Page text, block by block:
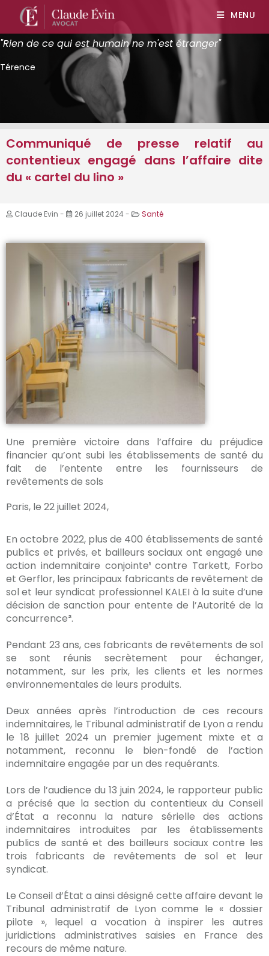
MENU
"Rien de ce qui est humain ne m'est étranger"
Térence
Communiqué de presse relatif au
contentieux engagé dans l’affaire dite
du « cartel du lino »
Claude Evin - 26 juillet 2024 - Santé
Une première victoire dans l’affaire du préjudice
financier qu’ont subi les établissements de santé du
fait de l’entente entre les fournisseurs de
revêtements de sols
Paris, le 22 juillet 2024,
En octobre 2022, plus de 400 établissements de santé
publics et privés, et bailleurs sociaux ont engagé une
action indemnitaire conjointe¹contre Tarkett, Forbo
et Gerflor, les principaux fabricants de revêtement de
sol et leur syndicat professionnel KALEI à la suite d’une
décision de sanction pour entente de l’Autorité de la
concurrence².
Pendant 23 ans, ces fabricants de revêtements de sol
se sont réunis secrètement pour échanger,
notamment, sur les prix, les clients et les normes
environnementales de leurs produits.
Deux années après l’introduction de ces recours
indemnitaires, le Tribunal administratif de Lyon a rendu
le 18 juillet 2024 un premier jugement mixte et a
notamment, reconnu le bien-fondé de l’action
indemnitaire engagée par un des requérants.
Lors de l’audience du 13 juin 2024, le rapporteur public
a précisé que la section du contentieux du Conseil
d’État a reconnu la nature sérielle des actions
indemnitaires introduites par les établissements
publics de santé et des bailleurs sociaux contre les
trois fabricants de revêtements de sol et leur
syndicat.
Le Conseil d’État a ainsi désigné cette affaire devant le
Tribunal administratif de Lyon comme le « dossier
pilote », lequel a vocation à inspirer les autres
juridictions administratives saisies en France des
recours de même nature.